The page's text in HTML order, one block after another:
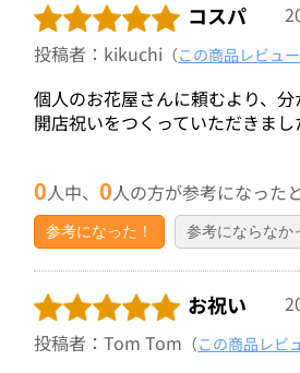
コスパ
投稿者：kikuchi （この商品レビュ
個人のお花屋さんに頼むより、
開店祝いをつくっていただきまし
0人中、0人の方が参考になった
参考になった！ 参考にならなか
お祝い
投稿者：Tom Tom （この商品レビ